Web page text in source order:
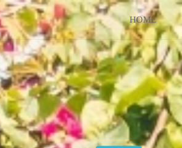
コ
ン
ン
ツ
HOME